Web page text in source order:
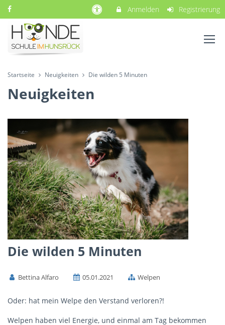
Anmelden Registrierung
Startseite Neuigkeiten Die wilden 5 Minuten
Neuigkeiten
Die wilden 5 Minuten
Bettina Alfaro 05.01.2021 Welpen
Oder: hat mein Welpe den Verstand verloren?!
Welpen haben viel Energie, und einmal am Tag bekommen